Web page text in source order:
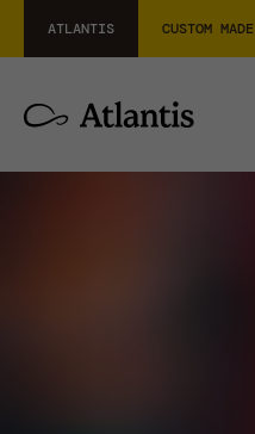
ATLANTIS CUSTOM MADE